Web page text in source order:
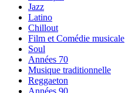
Jazz
Latino
Chillout
Film et Comédie musicale
Soul
Années 70
Musique traditionnelle
Reggaeton